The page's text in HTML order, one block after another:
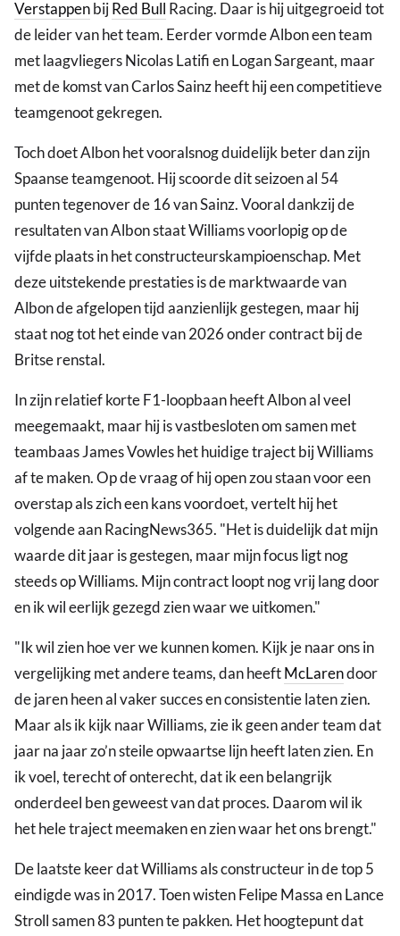
VerstappenbijRed Bull Racing. Daar is hij uitgegroeid tot
de leider van het team. Eerder vormde Albon een team
met laagvliegers Nicolas Latifi en Logan Sargeant, maar
met de komst van Carlos Sainz heeft hij een competitieve
teamgenoot gekregen.
Toch doet Albon het vooralsnog duidelijk beter dan zijn
Spaanse teamgenoot. Hij scoorde dit seizoen al 54
punten tegenover de 16 van Sainz. Vooral dankzij de
resultaten van Albon staat Williams voorlopig op de
vijfde plaats in het constructeurskampioenschap. Met
deze uitstekende prestaties is de marktwaarde van
Albon de afgelopen tijd aanzienlijk gestegen, maar hij
staat nog tot het einde van 2026 onder contract bij de
Britse renstal.
In zijn relatief korte F1-loopbaan heeft Albon al veel
meegemaakt, maar hij is vastbesloten om samen met
teambaas James Vowles het huidige traject bij Williams
af te maken. Op de vraag of hij open zou staan voor een
overstap als zich een kans voordoet, vertelt hij het
volgende aan RacingNews365. "Het is duidelijk dat mijn
waarde dit jaar is gestegen, maar mijn focus ligt nog
steeds op Williams. Mijn contract loopt nog vrij lang door
en ik wil eerlijk gezegd zien waar we uitkomen."
"Ik wil zien hoe ver we kunnen komen. Kijk je naar ons in
vergelijking met andere teams, dan heeftMcLarendoor
de jaren heen al vaker succes en consistentie laten zien.
Maar als ik kijk naar Williams, zie ik geen ander team dat
jaar na jaar zo’n steile opwaartse lijn heeft laten zien. En
ik voel, terecht of onterecht, dat ik een belangrijk
onderdeel ben geweest van dat proces. Daarom wil ik
het hele traject meemaken en zien waar het ons brengt."
De laatste keer dat Williams als constructeur in de top 5
eindigde was in 2017. Toen wisten Felipe Massa en Lance
Stroll samen 83 punten te pakken. Het hoogtepunt dat